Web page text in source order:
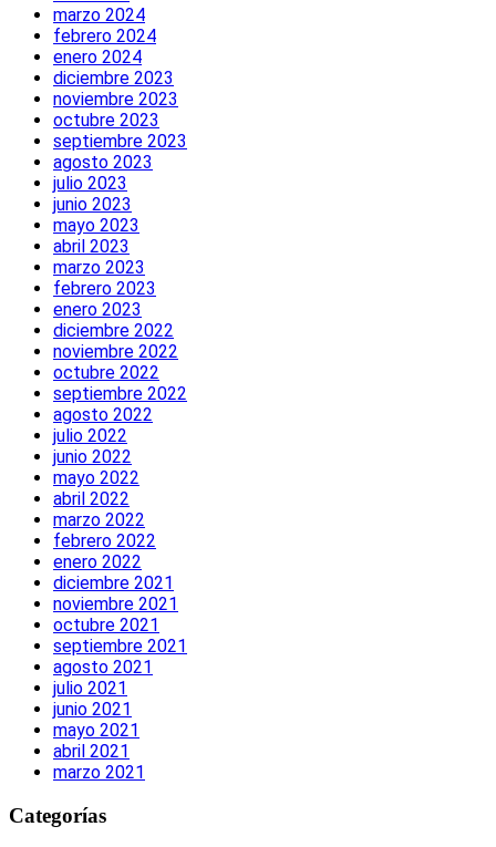
marzo 2024
febrero 2024
enero 2024
diciembre 2023
noviembre 2023
octubre 2023
septiembre 2023
agosto 2023
julio 2023
junio 2023
mayo 2023
abril 2023
marzo 2023
febrero 2023
enero 2023
diciembre 2022
noviembre 2022
octubre 2022
septiembre 2022
agosto 2022
julio 2022
junio 2022
mayo 2022
abril 2022
marzo 2022
febrero 2022
enero 2022
diciembre 2021
noviembre 2021
octubre 2021
septiembre 2021
agosto 2021
julio 2021
junio 2021
mayo 2021
abril 2021
marzo 2021
Categorías